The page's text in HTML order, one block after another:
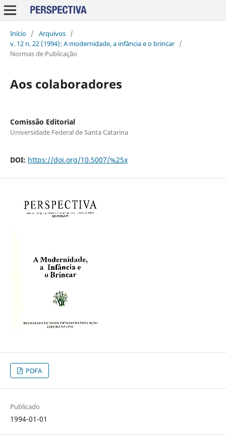
Início / Arquivos /
v. 12 n. 22 (1994): A modernidade, a infância e o brincar /
Normas de Publicação
Aos colaboradores
Comissão Editorial
Universidade Federal de Santa Catarina
DOI: https://doi.org/10.5007/%25x
PDFA
Publicado
1994-01-01